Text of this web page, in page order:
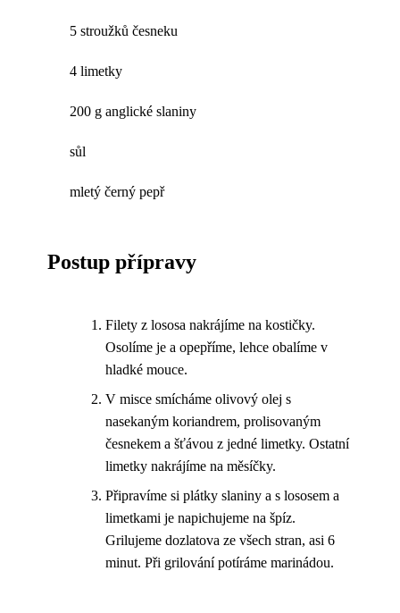
5 stroužků česneku
4 limetky
200 g anglické slaniny
sůl
mletý černý pepř
Postup přípravy
Filety z lososa nakrájíme na kostičky.
Osolíme je a opepříme, lehce obalíme v
hladké mouce.
V misce smícháme olivový olej s
nasekaným koriandrem, prolisovaným
česnekem a šťávou z jedné limetky. Ostatní
limetky nakrájíme na měsíčky.
Připravíme si plátky slaniny a s lososem a
limetkami je napichujeme na špíz.
Grilujeme dozlatova ze všech stran, asi 6
minut. Při grilování potíráme marinádou.